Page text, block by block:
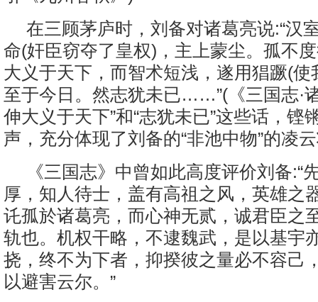
在三顾茅庐时，刘备对诸葛亮说:“汉
命(奸臣窃夺了皇权)，主上蒙尘。孤不
大义于天下，而智术短浅，遂用猖蹶(使
至于今日。然志犹未已……”(《三国志·
伸大义于天下”和“志犹未已”这些话，铿
声，充分体现了刘备的“非池中物”的凌
《三国志》中曾如此高度评价刘备:“
厚，知人待士，盖有高祖之风，英雄之
讬孤於诸葛亮，而心神无贰，诚君臣之
轨也。机权干略，不逮魏武，是以基宇
挠，终不为下者，抑揆彼之量必不容己
以避害云尔。”